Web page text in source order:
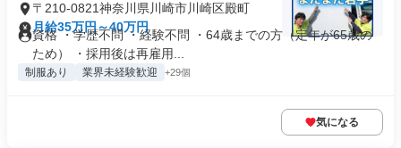
〒210-0821神奈川県川崎市川崎区殿町
月給35万円～40万円
資格 ・学歴不問 ・経験不問 ・64歳までの方（定年が65歳の
ため） ・採用後は再雇用...
制服あり 業界未経験歓迎 +29個
気になる